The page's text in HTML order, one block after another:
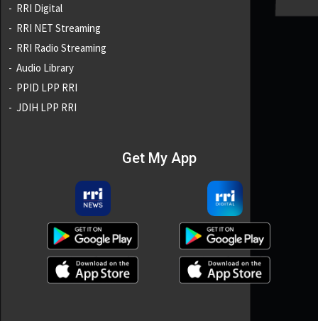
RRI Digital
RRI NET Streaming
RRI Radio Streaming
Audio Library
PPID LPP RRI
JDIH LPP RRI
Get My App